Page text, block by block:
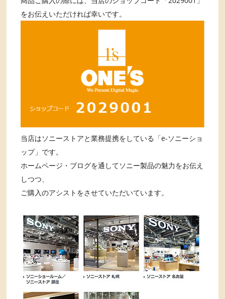
をお伝えいただければ幸いです。
当店はソニーストアと業務提携をしている「e-ソニーショ
ップ」です。
ホームページ・ブログを通してソニー製品の魅力をお伝え
しつつ、
ご購入のアシストをさせていただいています。